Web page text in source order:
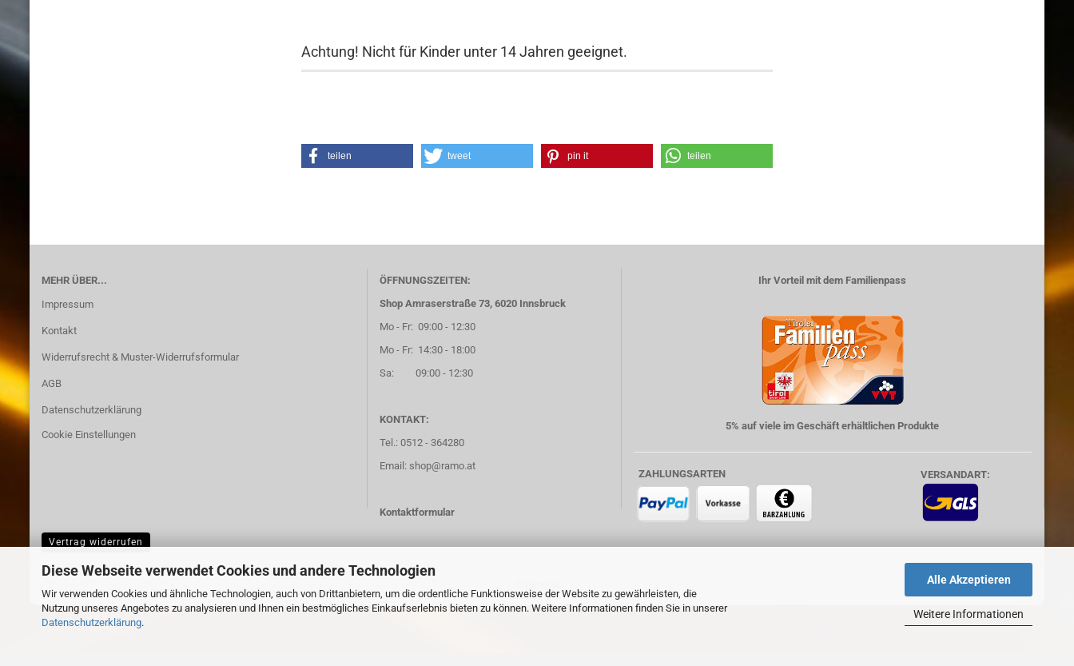
Diese Webseite verwendet Cookies und andere Technologien
Wir verwenden Cookies und ähnliche Technologien, auch von Drittanbietern, um die ordentliche Funktionsweise der Website zu gewährleisten, die
Nutzung unseres Angebotes zu analysieren und Ihnen ein bestmögliches Einkaufserlebnis bieten zu können. Weitere Informationen finden Sie in unserer
Datenschutzerklärung.
Alle Akzeptieren
Weitere Informationen
Achtung! Nicht für Kinder unter 14 Jahren geeignet.
teilen tweet pin it teilen
MEHR ÜBER...
Impressum
Kontakt
Widerrufsrecht & Muster-Widerrufsformular
AGB
Datenschutzerklärung
Cookie Einstellungen
ÖFFNUNGSZEITEN:
Shop Amraserstraße 73, 6020 Innsbruck
Mo - Fr: 09:00 - 12:30
Mo - Fr: 14:30 - 18:00
Sa: 09:00 - 12:30
KONTAKT:
Tel.: 0512 - 364280
Email: shop@ramo.at
Kontaktformular
Ihr Vorteil mit dem Familienpass
5% auf viele im Geschäft erhältlichen Produkte
ZAHLUNGSARTEN VERSANDART:
Vertrag widerrufen